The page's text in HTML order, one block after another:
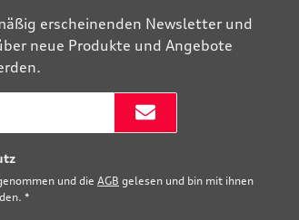
erscheinenden Newsletter und
neue Produkte und Angebote
und die AGB gelesen und bin mit ihnen
*